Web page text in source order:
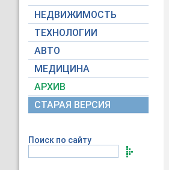
НЕДВИЖИМОСТЬ
ТЕХНОЛОГИИ
АВТО
МЕДИЦИНА
АРХИВ
СТАРАЯ ВЕРСИЯ
Поиск по сайту